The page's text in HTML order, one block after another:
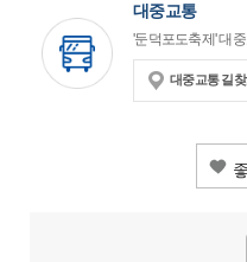
대중교통
'둔덕포도축제' 대
대중교통 길찾